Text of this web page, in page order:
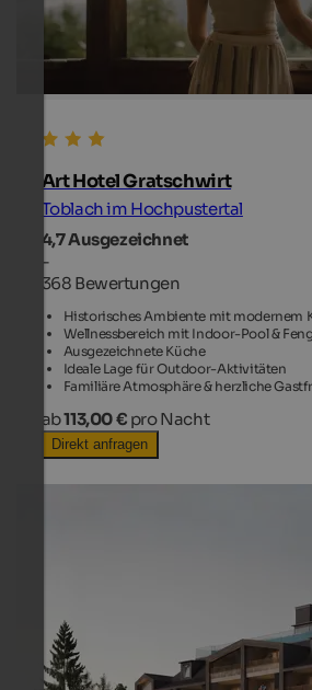
Art Hotel Gratschwirt
Toblach im Hochpustertal
4,7Ausgezeichnet
-
368 Bewertungen
Historisches Ambiente mit modernem
Wellnessbereich mit Indoor-Pool &
Ausgezeichnete Küche
Ideale Lage für Outdoor-Aktivitäten
Familiäre Atmosphäre & herzliche
ab113,00 € pro Nacht
Direkt anfragen